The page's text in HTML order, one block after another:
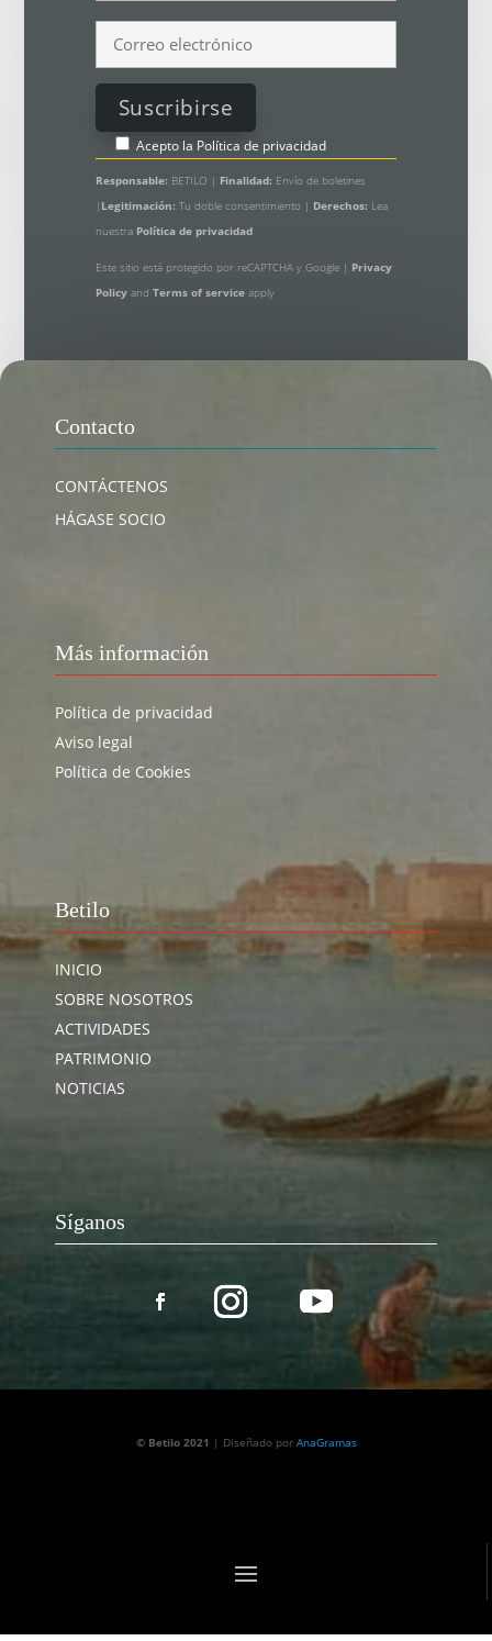
Acepto la Política de privacidad
Responsable: BETILO | Finalidad: Envío de boletines
| Legitimación: Tu doble consentimiento | Derechos: Lea
nuestra Política de privacidad
Este sitio está protegido por reCAPTCHA y Google | Privacy
Policy and Terms of serviceapply
Contacto
CONTÁCTENOS
HÁGASE SOCIO
Más información
Política de privacidad
Aviso legal
Política de Cookies
Betilo
INICIO
SOBRE NOSOTROS
ACTIVIDADES
PATRIMONIO
NOTICIAS
Síganos
© Betilo 2021 | Diseñado por AnaGramas